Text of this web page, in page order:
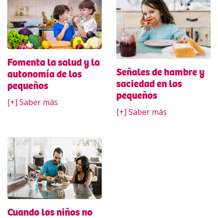
Fomenta la salud y la
autonomía de los
pequeños
[+] Saber más
Señales de hambre y
saciedad en los
pequeños
[+] Saber más
Cuando los niños no